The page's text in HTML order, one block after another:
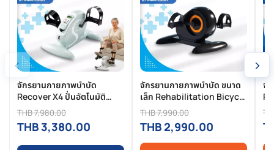
‹
จักรยานกายภาพบำบัด
Recover X4 ปั่นอัตโนมัติ
เหมาะสำหรับผู้สูงอายุและผู้
ฟื้นฟูร่างกาย
THB 7,980.00
THB 3,380.00
จักรยานกายภาพบําบัด ขนาด
เล็ก Rehabilitation Bicycle
รุ่น Recover-X3 จักรยาน
กายภาพ ผู้สูงอายุ จักรยาน
กายภาพไฟฟ้า ปั่นอัตโนมัติ
จักรยานกายภาพบําบัด ราคา
THB 7,990.00
THB 2,990.00
จั
›